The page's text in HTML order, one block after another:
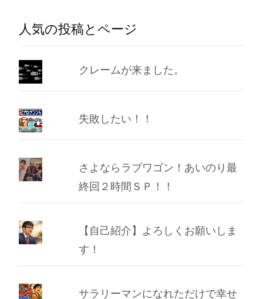
カ
イ
ブ
人気の投稿とページ
クレームが来ました。
失敗したい！！
さよならラブワゴン！あいのり最
終回２時間ＳＰ！！
【自己紹介】よろしくお願いしま
す！
サラリーマンになれただけで幸せ